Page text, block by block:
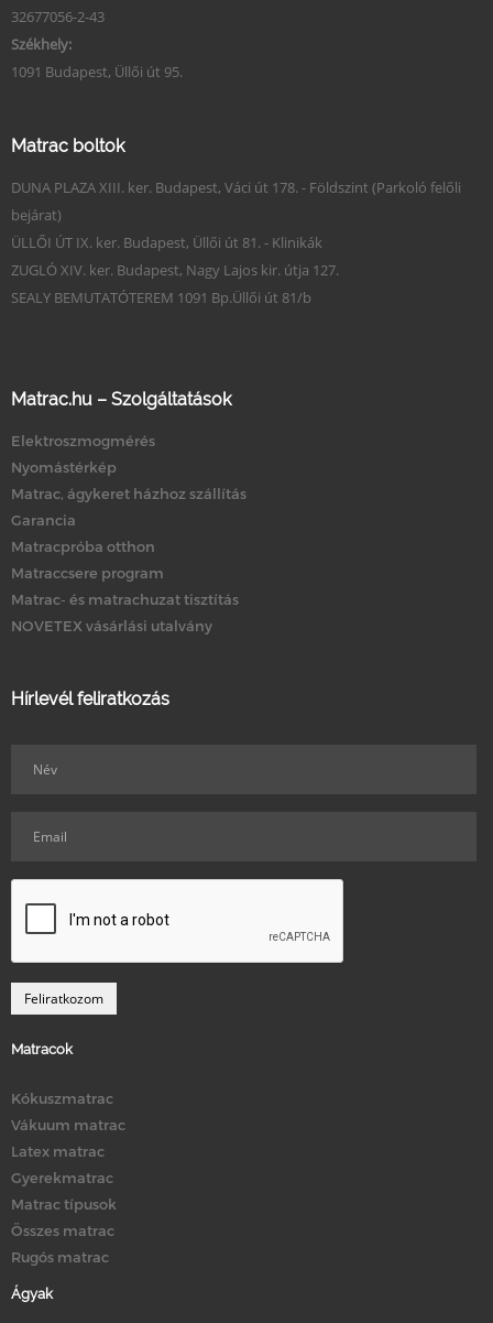
32677056-2-43
Székhely:
1091 Budapest, Üllői út 95.
Matrac boltok
DUNA PLAZA XIII. ker. Budapest, Váci út 178. - Földszint (Parkoló felőli
bejárat)
ÜLLŐI ÚT IX. ker. Budapest, Üllői út 81. - Klinikák
ZUGLÓ XIV. ker. Budapest, Nagy Lajos kir. útja 127.
SEALY BEMUTATÓTEREM 1091 Bp.Üllői út 81/b
Matrac.hu – Szolgáltatások
Elektroszmogmérés
Nyomástérkép
Matrac, ágykeret házhoz szállítás
Garancia
Matracpróba otthon
Matraccsere program
Matrac- és matrachuzat tisztítás
NOVETEX vásárlási utalvány
Hírlevél feliratkozás
Matracok
Kókuszmatrac
Vákuum matrac
Latex matrac
Gyerekmatrac
Matrac típusok
Összes matrac
Rugós matrac
Ágyak